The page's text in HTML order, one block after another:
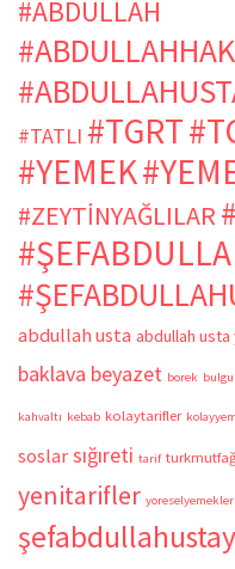
#ABDULLAH
#TATLI #TGRT
#YEMEK
#ZEYTİNYAĞLILAR
abdullah usta abdullah
baklava beyazet borek
kahvaltı kebab kolaytarifler
soslar sığıreti tarif
yenitarifler yoreselyemekler